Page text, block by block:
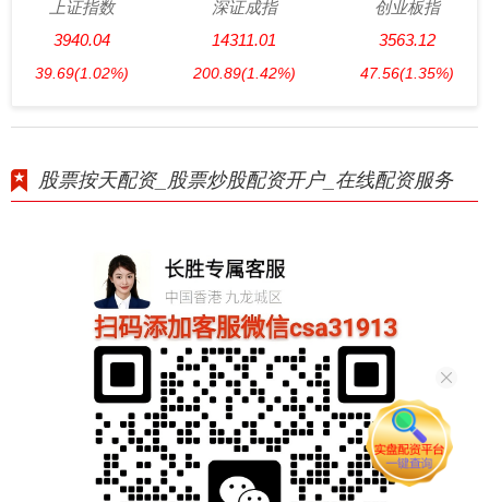
上证指数
3940.04
39.69(1.02%)
深证成指
14311.01
200.89(1.42%)
创业板指
3563.12
47.56(1.35%)
股票按天配资_股票炒股配资开户_在线配资服务